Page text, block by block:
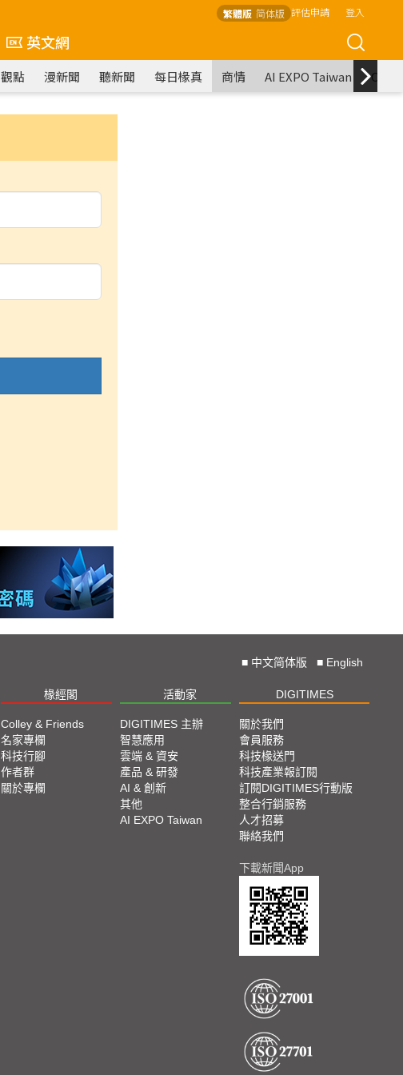
繁體版 简体版 評估申請 登入
英文網
觀點 漫新聞 聽新聞 每日椽真 商情 AI EXPO Taiwan
■ 中文简体版 ■ English
椽經閣 活動家 DIGITIMES
Colley & Friends
名家專欄
科技行腳
作者群
關於專欄
DIGITIMES 主辦
智慧應用
雲端 & 資安
產品 & 研發
AI & 創新
其他
AI EXPO Taiwan
關於我們
會員服務
科技椽送門
科技產業報訂閱
訂閱DIGITIMES行動版
整合行銷服務
人才招募
聯絡我們
下載新聞App